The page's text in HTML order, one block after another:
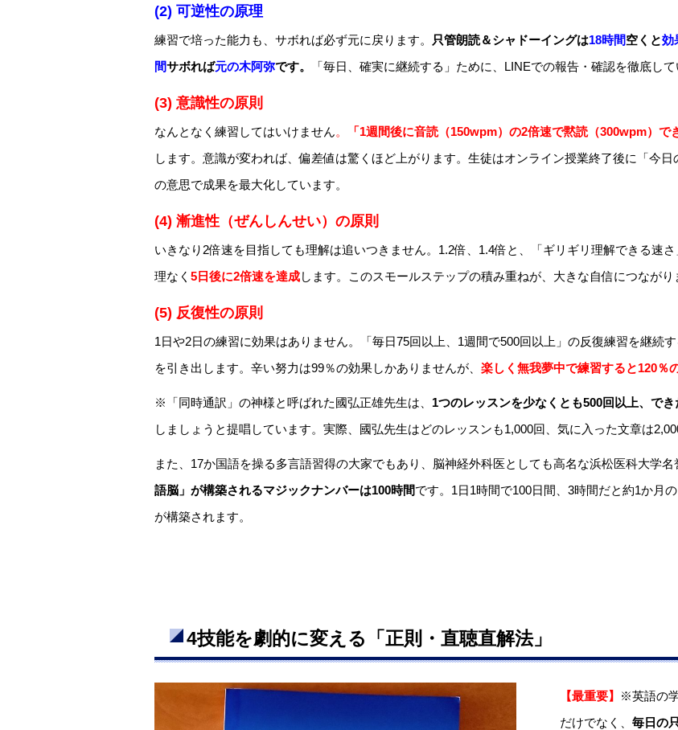
(2) 可逆性の原理
練習で培った能力も、サボれば必ず元に戻ります。 只管朗読＆シャドーイングは18時間空くと効
間サボれば元の木阿弥です。 「毎日、確実に継続する」ために、LINEでの報告・確認を徹底して
(3) 意識性の原則
なんとなく練習してはいけません。 「1週間後に音読（150wpm）の2倍速で黙読（300wpm）で
します。意識が変われば、偏差値は驚くほど上がります。生徒はオンライン授業終了後に「今
の意思で成果を最大化しています。
(4) 漸進性（ぜんしんせい）の原則
いきなり2倍速を目指しても理解は追いつきません。1.2倍、1.4倍と、「ギリギリ理解できる速
理なく 5日後に2倍速を達成します。このスモールステップの積み重ねが、大きな自信につながり
(5) 反復性の原則
1日や2日の練習に効果はありません。「毎日75回以上、1週間で500回以上」の反復練習を継続
を引き出します。辛い努力は99％の効果しかありませんが、 楽しく無我夢中で練習すると120％
※「同時通訳」の神様と呼ばれた國弘正雄先生は、 1つのレッスンを少なくとも500回以上、で
しましょうと提唱しています。実際、國弘先生はどのレッスンも1,000回、気に入った文章は
また、17か国語を操る多言語習得の大家でもあり、脳神経外科医としても高名な浜松医科大学名
語脳」が構築されるマジックナンバーは100時間です。1日1時間で100日間、3時間だと約1か月
が構築されます。
4技能を劇的に変える「正則・直聴直解法」
【最重要】
※英語の
だけでなく、 毎日の